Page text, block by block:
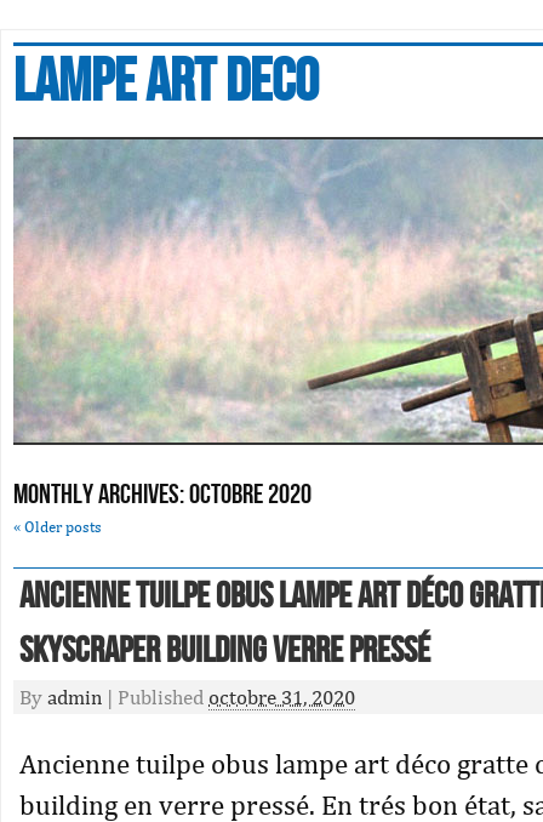
Lampe art deco
Monthly Archives:octobre 2020
« Older posts
Ancienne tuilpe obus lampe art déco
skyscraper building verre pressé
By admin | Published octobre 31, 2020
Ancienne tuilpe obus lampe art déco gratte
building en verre pressé. En trés bon état,